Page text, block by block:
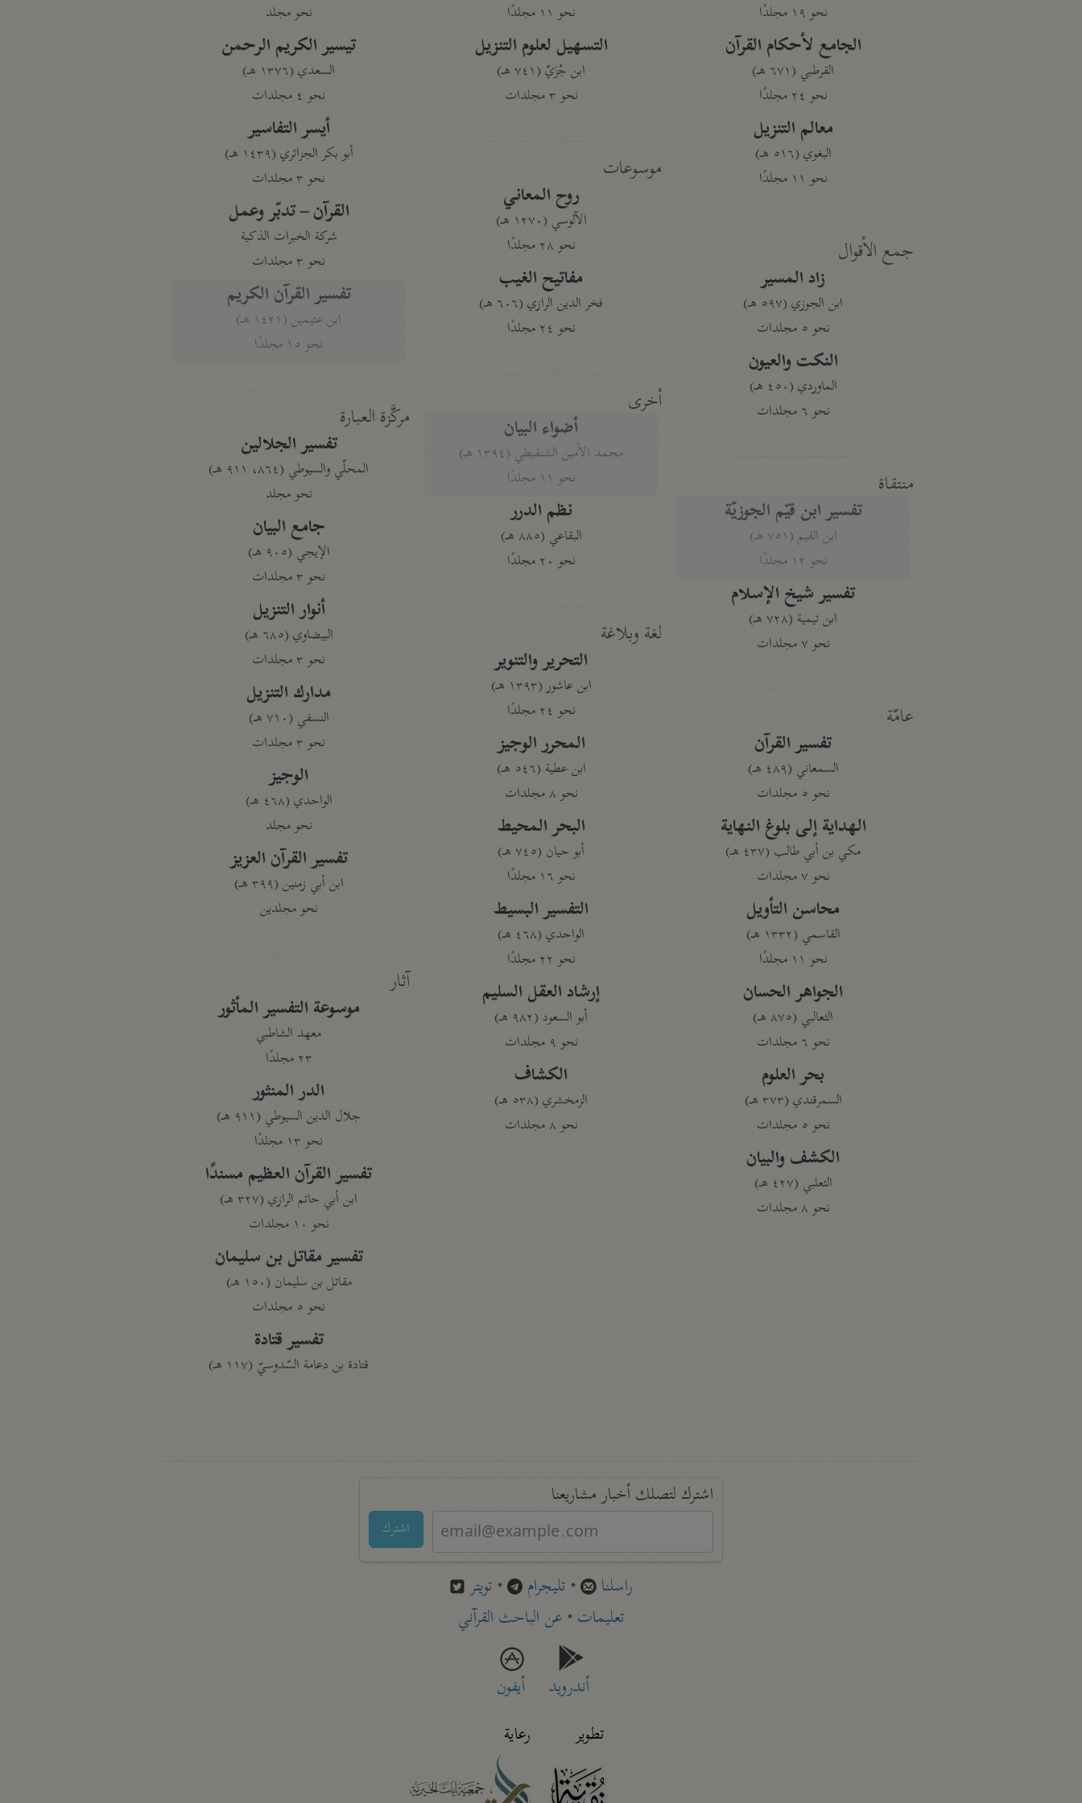
نحو ١٩ مجلدًا
الجامع لأحكام القرآن
القرطبي (٦٧١ هـ)
نحو ٢٤ مجلدًا
معالم التنزيل
البغوي (٥١٦ هـ)
نحو ١١ مجلدًا
جمع الأقوال
زاد المسير
ابن الجوزي (٥٩٧ هـ)
نحو ٥ مجلدات
النكت والعيون
الماوردي (٤٥٠ هـ)
نحو ٦ مجلدات
منتقاة
تفسير ابن قيّم الجوزيّة
ابن القيم (٧٥١ هـ)
نحو ١٢ مجلدًا
تفسير شيخ الإسلام
ابن تيمية (٧٢٨ هـ)
نحو ٧ مجلدات
عامّة
تفسير القرآن
السمعاني (٤٨٩ هـ)
نحو ٥ مجلدات
الهداية إلى بلوغ النهاية
مكي بن أبي طالب (٤٣٧ هـ)
نحو ٧ مجلدات
محاسن التأويل
القاسمي (١٣٣٢ هـ)
نحو ١١ مجلدًا
الجواهر الحسان
الثعالبي (٨٧٥ هـ)
نحو ٦ مجلدات
بحر العلوم
السمرقندي (٣٧٣ هـ)
نحو ٥ مجلدات
الكشف والبيان
الثعلبي (٤٢٧ هـ)
نحو ٨ مجلدات
نحو ١١ مجلدًا
التسهيل لعلوم التنزيل
ابن جُزَيّ (٧٤١ هـ)
نحو ٣ مجلدات
موسوعات
روح المعاني
الآلوسي (١٢٧٠ هـ)
نحو ٢٨ مجلدًا
مفاتيح الغيب
فخر الدين الرازي (٦٠٦ هـ)
نحو ٢٤ مجلدًا
أخرى
أضواء البيان
محمد الأمين الشنقيطي (١٣٩٤ هـ)
نحو ١١ مجلدًا
نظم الدرر
البقاعي (٨٨٥ هـ)
نحو ٢٠ مجلدًا
لغة وبلاغة
التحرير والتنوير
ابن عاشور (١٣٩٣ هـ)
نحو ٢٤ مجلدًا
المحرر الوجيز
ابن عطية (٥٤٦ هـ)
نحو ٨ مجلدات
البحر المحيط
أبو حيان (٧٤٥ هـ)
نحو ١٦ مجلدًا
التفسير البسيط
الواحدي (٤٦٨ هـ)
نحو ٢٢ مجلدًا
إرشاد العقل السليم
أبو السعود (٩٨٢ هـ)
نحو ٩ مجلدات
الكشاف
الزمخشري (٥٣٨ هـ)
نحو ٨ مجلدات
نحو مجلد
تيسير الكريم الرحمن
السعدي (١٣٧٦ هـ)
نحو ٤ مجلدات
أيسر التفاسير
أبو بكر الجزائري (١٤٣٩ هـ)
نحو ٣ مجلدات
القرآن – تدبّر وعمل
شركة الخبرات الذكية
نحو ٣ مجلدات
تفسير القرآن الكريم
ابن عثيمين (١٤٢١ هـ)
نحو ١٥ مجلدًا
مركَّزة العبارة
تفسير الجلالين
المحلّي والسيوطي (٨٦٤، ٩١١ هـ)
نحو مجلد
جامع البيان
الإيجي (٩٠٥ هـ)
نحو ٣ مجلدات
أنوار التنزيل
البيضاوي (٦٨٥ هـ)
نحو ٣ مجلدات
مدارك التنزيل
النسفي (٧١٠ هـ)
نحو ٣ مجلدات
الوجيز
الواحدي (٤٦٨ هـ)
نحو مجلد
تفسير القرآن العزيز
ابن أبي زمنين (٣٩٩ هـ)
نحو مجلدين
آثار
موسوعة التفسير المأثور
معهد الشاطبي
٢٣ مجلدًا
الدر المنثور
جلال الدين السيوطي (٩١١ هـ)
نحو ١٣ مجلدًا
تفسير القرآن العظيم مسندًا
ابن أبي حاتم الرازي (٣٢٧ هـ)
نحو ١٠ مجلدات
تفسير مقاتل بن سليمان
مقاتل بن سليمان (١٥٠ هـ)
نحو ٥ مجلدات
تفسير قتادة
قتادة بن دعامة السّدوسيّ (١١٧ هـ)
اشترك لتصلك أخبار مشاريعنا
اشترك
راسلنا • تليجرام • تويتر
تعليمات• عن الباحث القرآني
أندرويد
أيفون
تطوير
رعاية